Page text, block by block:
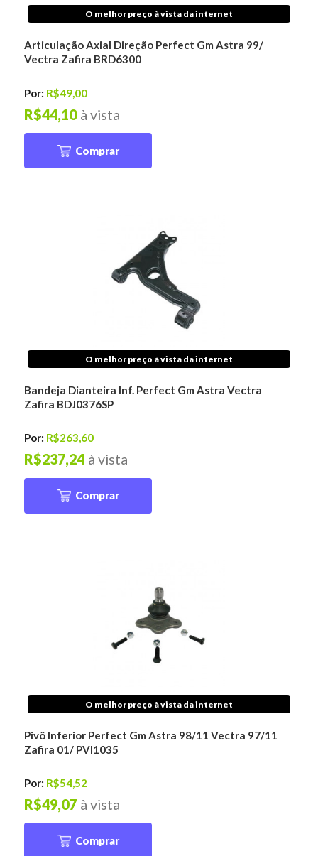
O melhor preço à vista da internet
Articulação Axial Direção Perfect Gm Astra 99/
Vectra Zafira BRD6300
Por: R$49,00
à vista
R$44,10
Comprar
O melhor preço à vista da internet
Bandeja Dianteira Inf. Perfect Gm Astra Vectra
Zafira BDJ0376SP
Por: R$263,60
à vista
R$237,24
Comprar
O melhor preço à vista da internet
Pivô Inferior Perfect Gm Astra 98/11 Vectra 97/11
Zafira 01/ PVI1035
Por: R$54,52
à vista
R$49,07
Comprar